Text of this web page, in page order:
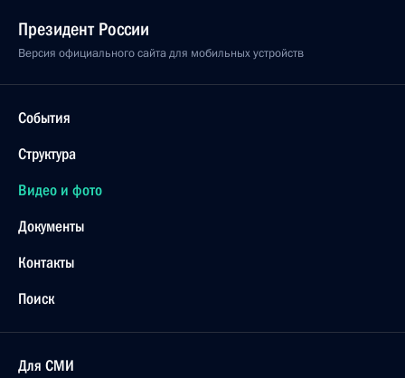
Президент России
Версия официального сайта для мобильных устройств
События
Структура
Видео и фото
Документы
Контакты
Поиск
Для СМИ